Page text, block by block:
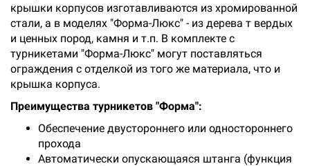
крышки корпусов изготавливаются из хромированной
стали, а в моделях "Форма-Люкс" - из дерева т вердых
и ценных пород, камня и т.п. В комплекте с
турникетами "Форма-Люкс" могут поставляться
ограждения с отделкой из того же материала, что и
крышка корпуса.
Преимущества турникетов "Форма":
Обеспечение двустороннего или одностороннего
прохода
Автоматически опускающаяся штанга (функция